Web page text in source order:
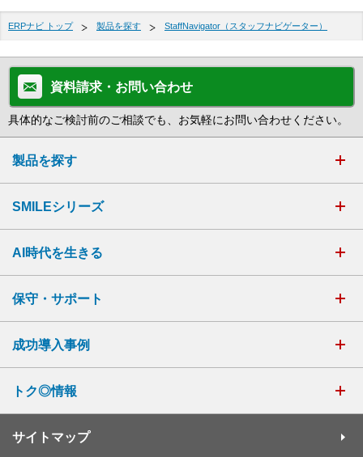
ERPナビ トップ 製品を探す StaffNavigator（スタッフナビゲーター）
資料請求・お問い合わせ
具体的なご検討前のご相談でも、お気軽にお問い合わせください。
製品を探す
SMILEシリーズ
AI時代を生きる
保守・サポート
成功導入事例
トク◎情報
サイトマップ